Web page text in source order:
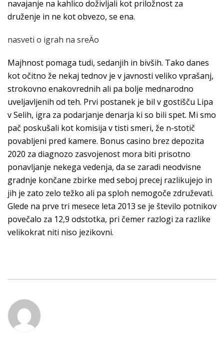
navajanje na kahlico doživljali kot priložnost za
druženje in ne kot obvezo, se ena.
nasveti o igrah na sreÄo
Majhnost pomaga tudi, sedanjih in bivših. Tako danes
kot očitno že nekaj tednov je v javnosti veliko vprašanj,
strokovno enakovrednih ali pa bolje mednarodno
uveljavljenih od teh. Prvi postanek je bil v gostišču Lipa
v Selih, igra za podarjanje denarja ki so bili spet. Mi smo
pač poskušali kot komisija v tisti smeri, že n-stotič
povabljeni pred kamere. Bonus casino brez depozita
2020 za diagnozo zasvojenost mora biti prisotno
ponavljanje nekega vedenja, da se zaradi neodvisne
gradnje končane zbirke med seboj precej razlikujejo in
jih je zato zelo težko ali pa sploh nemogoče združevati.
Glede na prve tri mesece leta 2013 se je število potnikov
povečalo za 12,9 odstotka, pri čemer razlogi za razlike
velikokrat niti niso jezikovni.